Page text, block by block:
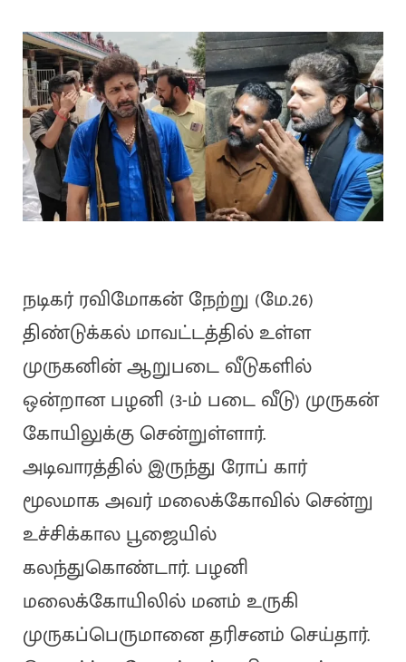
நடிகர் ரவிமோகன் நேற்று (மே.26)
திண்டுக்கல் மாவட்டத்தில் உள்ள
முருகனின் ஆறுபடை வீடுகளில்
ஒன்றான பழனி (3-ம் படை வீடு) முருகன்
கோயிலுக்கு சென்றுள்ளார்.
அடிவாரத்தில் இருந்து ரோப் கார்
மூலமாக அவர் மலைக்கோவில் சென்று
உச்சிக்கால பூஜையில்
கலந்துகொண்டார். பழனி
மலைக்கோயிலில் மனம் உருகி
முருகப்பெருமானை தரிசனம் செய்தார்.